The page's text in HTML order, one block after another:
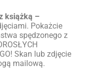
książką –
Pokażcie
spędzonego z
Skan lub zdjęcie
mailową.